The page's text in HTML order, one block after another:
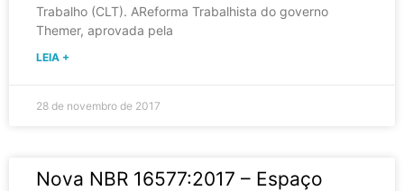
Trabalho (CLT). AReforma Trabalhista do governo
Themer, aprovada pela
LEIA +
28 de novembro de 2017
Nova NBR 16577:2017 – Espaço